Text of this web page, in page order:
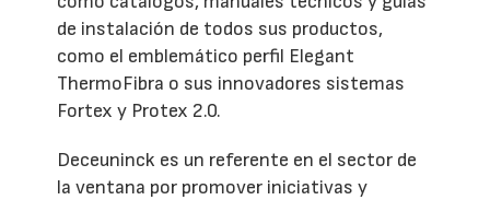
de instalación de todos sus productos,
como el emblemático perfil Elegant
ThermoFibra o sus innovadores sistemas
Fortex y Protex 2.0.
Deceuninck es un referente en el sector de
la ventana por promover iniciativas y